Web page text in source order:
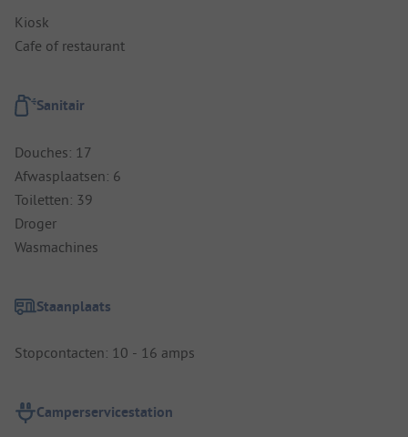
Kiosk
Cafe of restaurant
Sanitair
Douches: 17
Afwasplaatsen: 6
Toiletten: 39
Droger
Wasmachines
Staanplaats
Stopcontacten: 10 - 16 amps
Camperservicestation